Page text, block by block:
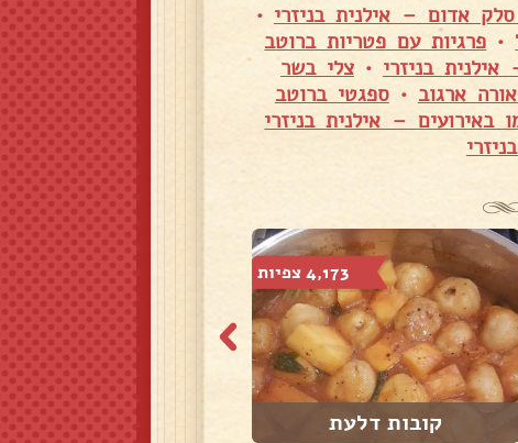
אדום – אילנית בניזרי •
• פרגיות עם פטריות ברוטב
בניזרי •צלי בשר
ארגוב •ספגטי ברוטב
באירועים – אילנית בניזרי
4,173 צפיות
קובות דלעת